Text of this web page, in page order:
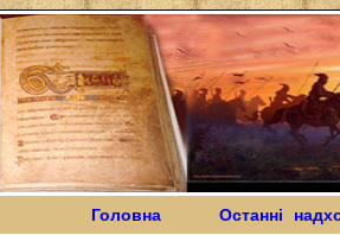
Головна Останні